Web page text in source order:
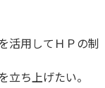
活用してＨＰの制
ち上げたい。